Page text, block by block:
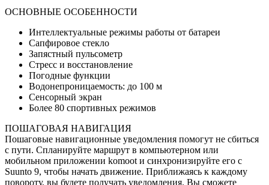
ОСНОВНЫЕ ОСОБЕННОСТИ
Интеллектуальные режимы работы от батареи
Сапфировое стекло
Запястный пульсометр
Стресс и восстановление
Погодные функции
Водонепроницаемость: до 100 м
Сенсорный экран
Более 80 спортивных режимов
ПОШАГОВАЯ НАВИГАЦИЯ
Пошаговые навигационные уведомления помогут не сбиться
с пути. Спланируйте маршрут в компьютерном или
мобильном приложении komoot и синхронизируйте его с
Suunto 9, чтобы начать движение. Приближаясь к каждому
повороту, вы будете получать уведомления. Вы сможете